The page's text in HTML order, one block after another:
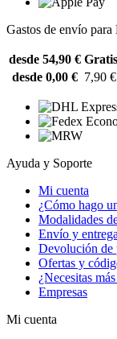
Gastos de envío para
desde 54,90 € Gratis
desde 0,00 € 7,90 €
Ayuda y Soporte
Mi cuenta
¿Cómo hago
Modalidades
Envío y entrega
Devolución de
Ofertas y
¿Necesitas
Empresas
Mi cuenta